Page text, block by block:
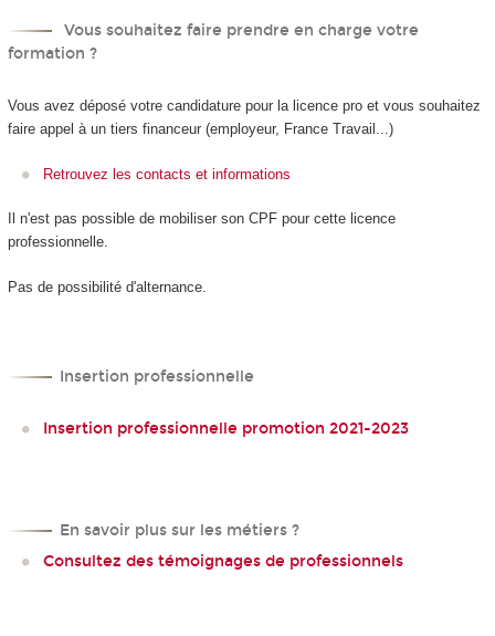
Vous souhaitez faire prendre en charge votre
formation ?
Vous avez déposé votre candidature pour la licence pro et vous souhaitez
faire appel à un tiers financeur (employeur, France Travail...)
Retrouvez les contacts et informations
Il n'est pas possible de mobiliser son CPFpour cette licence
professionnelle.
Pas de possibilité d'alternance.
Insertion professionnelle
Insertion professionnelle promotion 2021-2023
En savoir plus sur les métiers ?
Consultez des témoignages de professionnels